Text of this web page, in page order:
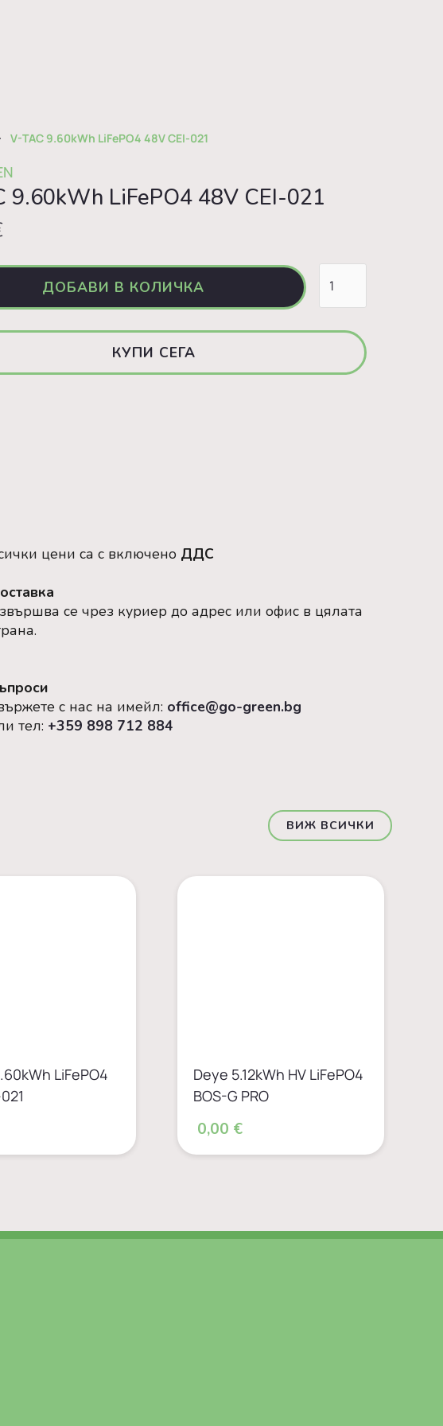
V-TAC 9.60kWh LiFePO4 48V CEI-021
9.60kWh LiFePO4 48V CEI-021
КУПИ СЕГА
цени са с включено ДДС
се чрез куриер до адрес или офис в цялата
с нас на имейл: office@go-green.bg
тел: +359 898 712 884
ВИЖ ВСИЧКИ
LiFePO4
Deye 5.12kWh HV LiFePO4
BOS-G PRO
0,00 €